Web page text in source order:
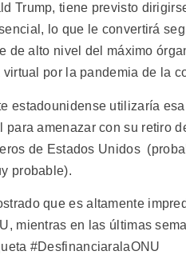
Trump, tiene previsto
lo que le convertirá
de alto nivel del máximo
por la pandemia de la
estadounidense utilizaría
amenazar con su retiro
de Estados Unidos
probable).
que es altamente
mientras en las últimas
#DesfinanciaralaONU